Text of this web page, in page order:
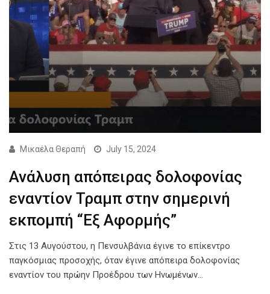
Μικαέλα Θεραπή July 15, 2024
Ανάλυση απόπειρας δολοφονίας
εναντίον Τραμπ στην σημερινή
εκπομπή “Εξ Αφορμής”
Στις 13 Αυγούστου, η Πενσυλβάνια έγινε το επίκεντρο
παγκόσμιας προσοχής, όταν έγινε απόπειρα δολοφονίας
εναντίον του πρώην Προέδρου των Ηνωμένων…